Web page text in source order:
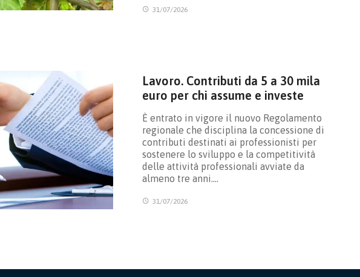
31/07/2026
Lavoro. Contributi da 5 a 30 mila
euro per chi assume e investe
È entrato in vigore il nuovo Regolamento
regionale che disciplina la concessione di
contributi destinati ai professionisti per
sostenere lo sviluppo e la competitività
delle attività professionali avviate da
almeno tre anni.…
31/07/2026